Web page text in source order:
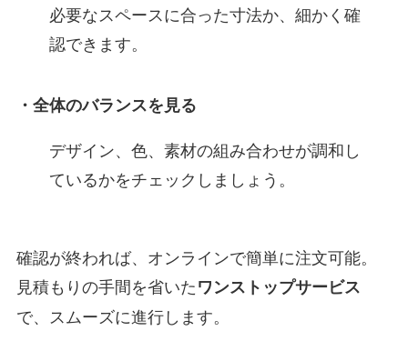
必要なスペースに合った寸法か、細かく確
認できます。
・全体のバランスを見る
デザイン、色、素材の組み合わせが調和し
ているかをチェックしましょう。
確認が終われば、オンラインで簡単に注文可能。
見積もりの手間を省いたワンストップサービス
で、スムーズに進行します。